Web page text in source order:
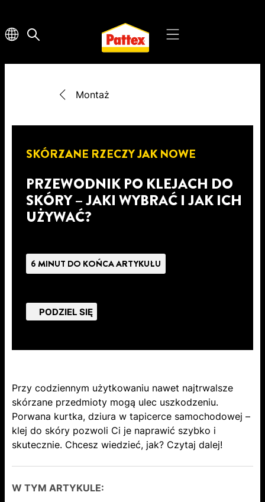
Montaż
SKÓRZANE RZECZY JAK NOWE
PRZEWODNIK PO KLEJACH DO
SKÓRY – JAKI WYBRAĆ I JAK ICH
UŻYWAĆ?
6 MINUT DO KOŃCA ARTYKUŁU
PODZIEL SIĘ
Przy codziennym użytkowaniu nawet najtrwalsze
skórzane przedmioty mogą ulec uszkodzeniu.
Porwana kurtka, dziura w tapicerce samochodowej –
klej do skóry pozwoli Ci je naprawić szybko i
skutecznie. Chcesz wiedzieć, jak? Czytaj dalej!
W TYM ARTYKULE: